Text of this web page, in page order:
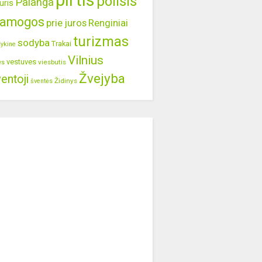
prie juros Renginiai
sodyba Trakai turizmas
vestuves viesbutis Vilnius
šventės Židinys Žvejyba